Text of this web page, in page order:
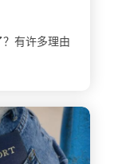
有许多理由